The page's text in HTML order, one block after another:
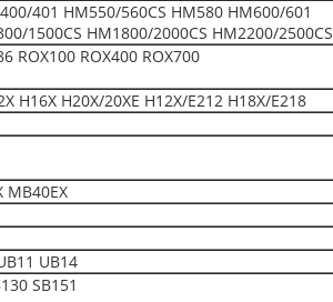
401 HM550/560CS HM580 HM600/601
1500CS HM1800/2000CS HM2200/2500CS
ROX100 ROX400 ROX700
H16X H20X/20XE H12X/E212 H18X/E218
UB14
SB151